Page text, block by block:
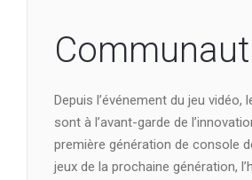
Depuis l’événement du jeu vidéo,
sont à l’avant-garde de
première génération de console
jeux de la prochaine génération,